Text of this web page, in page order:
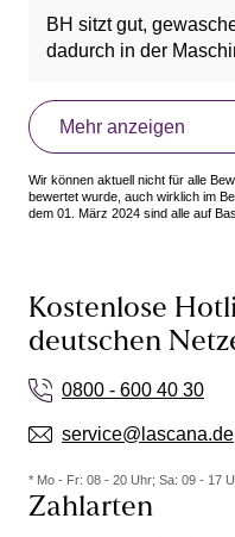
BH sitzt gut,
dadurch in der
Mehr anzeigen
Wir können aktuell nicht für alle
bewertet wurde, auch wirklich im
dem 01. März 2024 sind alle auf
Kostenlose
deutschen
0800 - 600 40 30
service@lascana.de
* Mo - Fr: 08 - 20 Uhr; Sa: 09 - 17
Zahlarten